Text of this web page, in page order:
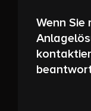
Wenn Sie